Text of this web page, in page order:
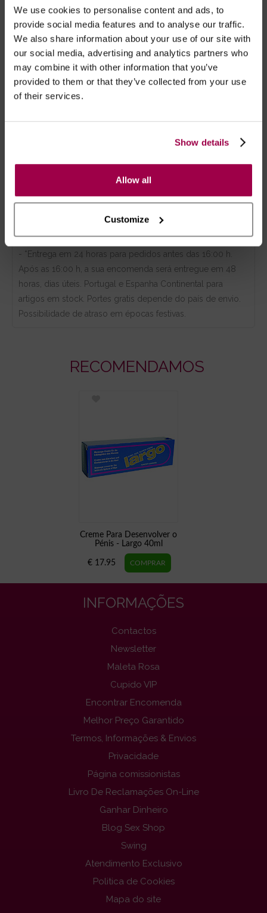
We use cookies to personalise content and ads, to
provide social media features and to analyse our traffic.
We also share information about your use of our site with
our social media, advertising and analytics partners who
may combine it with other information that you’ve
provided to them or that they’ve collected from your use
of their services.
Show details
Allow all
Customize
TACTO
Suave e aveludado.
ALIMENTAÇÃO
- Embalagens 100% discretas
- *Entrega em 24 horas para pedidos antes das 16:00 h.
Após as 16:00 h, a sua encomenda será entregue em 48
horas, dias úteis. Portugal e Espanha Continental para
artigos em stock. Portes gratis depende do país de envio.
Possibilidade de atraso em épocas festivas.
RECOMENDAMOS
Creme Para Desenvolver o
Pénis - Largo 40ml
€ 17.95
INFORMAÇÕES
Contactos
Newsletter
Maleta Rosa
Cupido VIP
Encontrar Encomenda
Melhor Preço Garantido
Termos, Informações & Envios
Privacidade
Página comissionistas
Livro De Reclamações On-Line
Ganhar Dinheiro
Blog Sex Shop
Swing
Atendimento Exclusivo
Politica de Cookies
Mapa do site